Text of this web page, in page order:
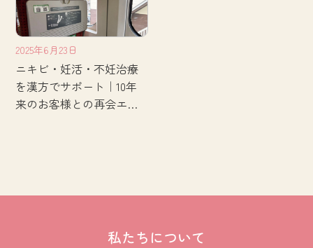
2025年6月23日
ニキビ・妊活・不妊治療
を漢方でサポート｜10年
来のお客様との再会エピ
私たちについて